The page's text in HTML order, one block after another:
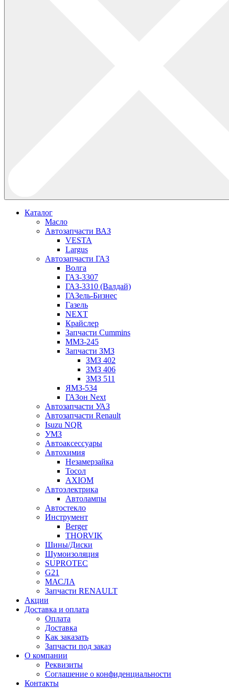
Каталог
Масло
Автозапчасти ВАЗ
VESTA
Largus
Автозапчасти ГАЗ
Волга
ГАЗ-3307
ГАЗ-3310 (Валдай)
ГАЗель-Бизнес
Газель
NEXT
Крайслер
Запчасти Cummins
ММЗ-245
Запчасти ЗМЗ
ЗМЗ 402
ЗМЗ 406
ЗМЗ 511
ЯМЗ-534
ГАЗон Next
Автозапчасти УАЗ
Автозапчасти Renault
Isuzu NQR
УМЗ
Автоаксессуары
Автохимия
Незамерзайка
Тосол
AXIOM
Автоэлектрика
Автолампы
Автостекло
Инструмент
Berger
THORVIK
Шины/Диски
Шумоизоляция
SUPROTEC
G21
МАСЛА
Запчасти RENAULT
Акции
Доставка и оплата
Оплата
Доставка
Как заказать
Запчасти под заказ
О компании
Реквизиты
Соглашение о конфиденциальности
Контакты